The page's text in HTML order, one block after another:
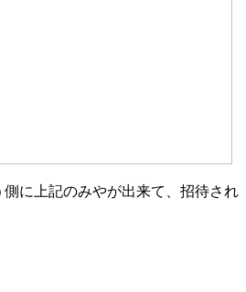
に上記のみやが出来て、招待され